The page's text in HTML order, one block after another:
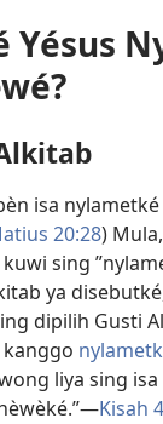
Yésus
isa
20:28)
sing
ya
dipilih Gusti
liya sing
Kisah